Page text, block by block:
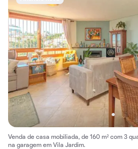
Venda de casa mobiliada, de 160 m² com 3
na garagem em Vila Jardim.